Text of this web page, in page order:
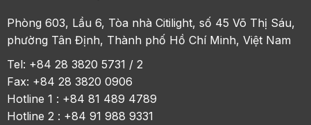
Phòng 603, Lầu 6, Tòa nhà Citilight, số 45 Võ Thị Sáu,
phường Tân Định, Thành phố Hồ Chí Minh, Việt Nam
Tel: +84 28 3820 5731 / 2
Fax: +84 28 3820 0906
Hotline 1 : +84 81 489 4789
Hotline 2 : +84 91 988 9331